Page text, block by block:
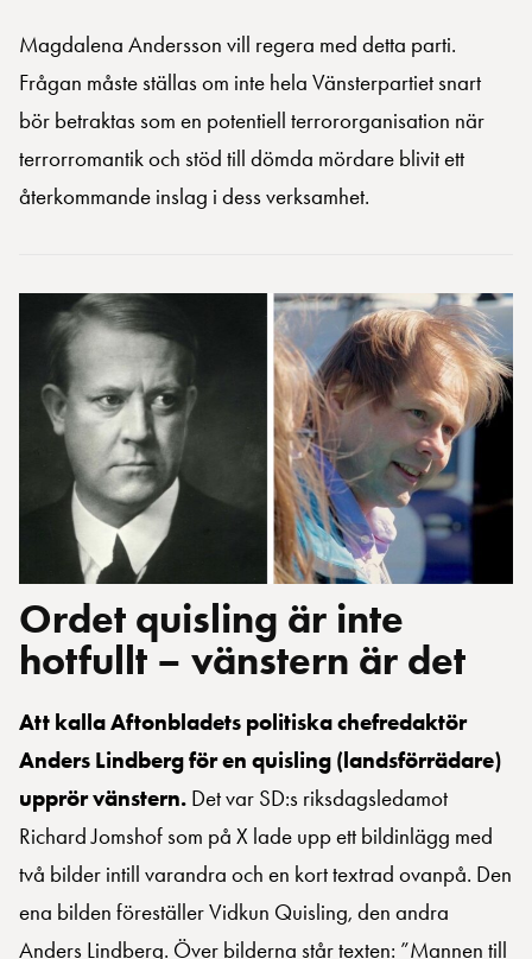
Magdalena Andersson vill regera med detta parti.
Frågan måste ställas om inte hela Vänsterpartiet snart
bör betraktas som en potentiell terrororganisation när
terrorromantik och stöd till dömda mördare blivit ett
återkommande inslag i dess verksamhet.
Ordet quisling är inte
hotfullt – vänstern är det
Att kalla Aftonbladets politiska chefredaktör
Anders Lindberg för en quisling (landsförrädare)
upprör vänstern. Det var SD:s riksdagsledamot
Richard Jomshof som på X lade upp ett bildinlägg med
två bilder intill varandra och en kort textrad ovanpå. Den
ena bilden föreställer Vidkun Quisling, den andra
Anders Lindberg. Över bilderna står texten: ”Mannen till